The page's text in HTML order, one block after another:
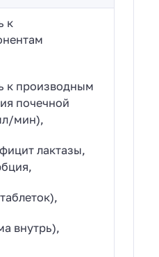
к
к производным
почечной
мин),
лактазы,
внутрь),